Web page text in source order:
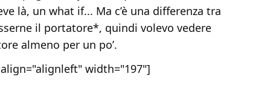
là, un what if... Ma c’è una differenza tra
il portatore*, quindi volevo vedere
almeno per un po’.
width="197"]